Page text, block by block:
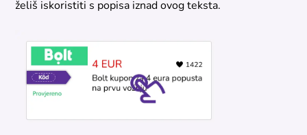
želiš iskoristiti s popisa iznad ovog teksta.